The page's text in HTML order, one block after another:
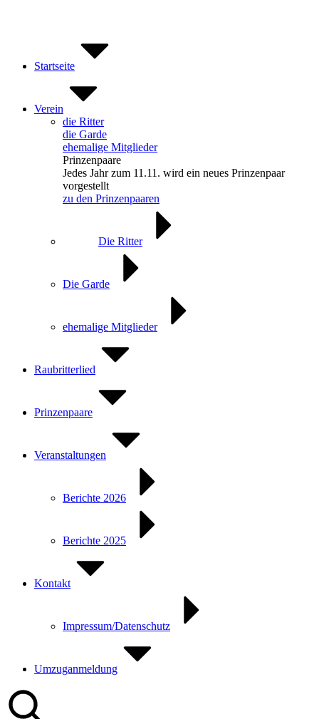
Startseite
Verein
die Ritter
die Garde
ehemalige Mitglieder
Prinzenpaare
Jedes Jahr zum 11.11. wird ein neues Prinzenpaar
vorgestellt
zu den Prinzenpaaren
Die Ritter
Die Garde
ehemalige Mitglieder
Raubritterlied
Prinzenpaare
Veranstaltungen
Berichte 2026
Berichte 2025
Kontakt
Impressum/Datenschutz
Umzuganmeldung